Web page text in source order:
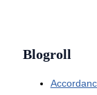
Blogroll